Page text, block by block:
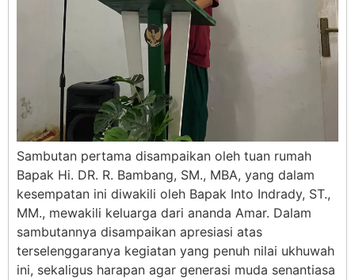
Sambutan pertama disampaikan oleh tuan rumah
Bapak Hi. DR. R. Bambang, SM., MBA, yang dalam
kesempatan ini diwakili oleh Bapak Into Indrady, ST.,
MM., mewakili keluarga dari ananda Amar. Dalam
sambutannya disampaikan apresiasi atas
terselenggaranya kegiatan yang penuh nilai ukhuwah
ini, sekaligus harapan agar generasi muda senantiasa